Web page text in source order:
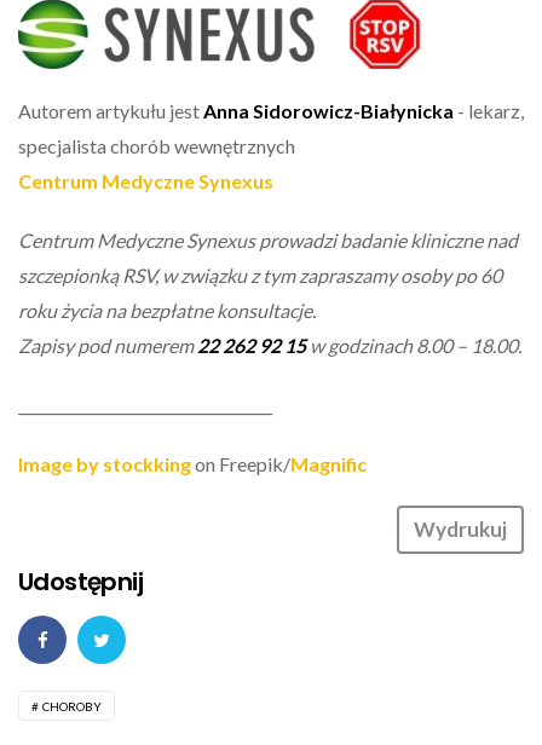
Autorem artykułu jest Anna Sidorowicz-Białynicka - lekarz,
specjalista chorób wewnętrznych
Centrum Medyczne Synexus
Centrum Medyczne Synexus prowadzi badanie kliniczne nad
szczepionką RSV, w związku z tym zapraszamy osoby po 60
roku życia na bezpłatne konsultacje.
Zapisy pod numerem 22 262 92 15w godzinach 8.00 – 18.00.
Image by stockkingon Freepik/Magnific
Wydrukuj
Udostępnij
CHOROBY